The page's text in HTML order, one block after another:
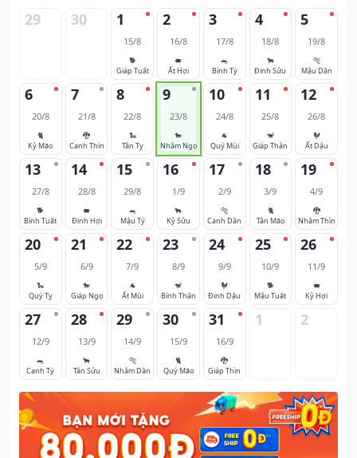
29 30 1
15/8
🐕
Giáp Tuất
2
16/8
🐖
Ất Hợi
3
17/8
🐀
Bính Tý
4
18/8
🐂
Đinh Sửu
5
19/8
🐅
Mậu Dần
6
20/8
🐈
Kỷ Mão
7
21/8
🐉
Canh Thìn
8
22/8
🐍
Tân Tỵ
9
23/8
🐎
Nhâm Ngọ
10
24/8
🐐
Quý Mùi
11
25/8
🐒
Giáp Thân
12
26/8
🐓
Ất Dậu
13
27/8
🐕
Bính Tuất
14
28/8
🐖
Đinh Hợi
15
29/8
🐀
Mậu Tý
16
1/9
🐂
Kỷ Sửu
17
2/9
🐅
Canh Dần
18
3/9
🐈
Tân Mão
19
4/9
🐉
Nhâm Thìn
20
5/9
🐍
Quý Tỵ
21
6/9
🐎
Giáp Ngọ
22
7/9
🐐
Ất Mùi
23
8/9
🐒
Bính Thân
24
9/9
🐓
Đinh Dậu
25
10/9
🐕
Mậu Tuất
26
11/9
🐖
Kỷ Hợi
27
12/9
🐀
Canh Tý
28
13/9
🐂
Tân Sửu
29
14/9
🐅
Nhâm Dần
30
15/9
🐈
Quý Mão
31
16/9
🐉
Giáp Thìn
1 2